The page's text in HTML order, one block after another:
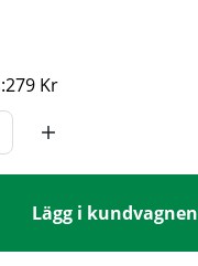
279 Kr
Lägg i kundvagnen